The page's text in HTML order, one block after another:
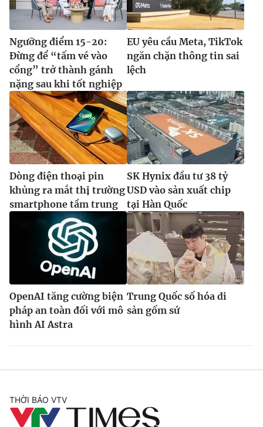
Ngưỡng điểm 15-20:
Đừng để “tấm vé vào
cổng” trở thành gánh
nặng sau khi tốt nghiệp
EU yêu cầu Meta, TikTok
ngăn chặn thông tin sai
lệch
Dòng điện thoại pin
khủng ra mắt thị trường
smartphone tầm trung
SK Hynix đầu tư 38 tỷ
USD vào sản xuất chip
tại Hàn Quốc
OpenAI tăng cường biện
pháp an toàn đối với mô
hình AI Astra
Trung Quốc số hóa di
sản gốm sứ
THỜI BÁO VTV